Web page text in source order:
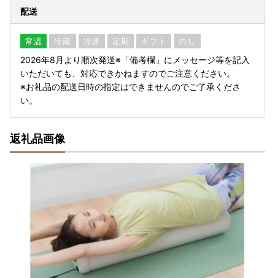
配送
常温 冷蔵 冷凍 定期 ギフト のし
2026年8月より順次発送※「備考欄」にメッセージ等を記入
いただいても、対応できかねますのでご注意ください。
※お礼品の配送日時の指定はできませんのでご了承くださ
い。
返礼品画像